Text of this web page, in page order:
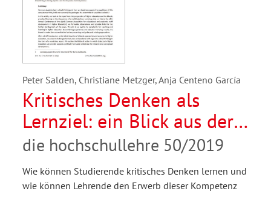
Peter Salden, Christiane Metzger, Anja Centeno García
Kritisches Denken als
Lernziel: ein Blick aus der
hochschuldidaktischen
Praxis
die hochschullehre 50/2019
Wie können Studierende kritisches Denken lernen und
wie können Lehrende den Erwerb dieser Kompetenz